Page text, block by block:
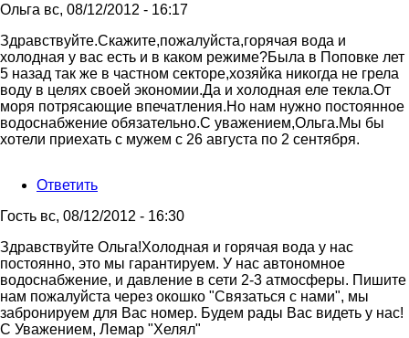
Ольга вс, 08/12/2012 - 16:17
Здравствуйте.Скажите,пожалуйста,горячая вода и
холодная у вас есть и в каком режиме?Была в Поповке лет
5 назад так же в частном секторе,хозяйка никогда не грела
воду в целях своей экономии.Да и холодная еле текла.От
моря потрясающие впечатления.Но нам нужно постоянное
водоснабжение обязательно.С уважением,Ольга.Мы бы
хотели приехать с мужем с 26 августа по 2 сентября.
Ответить
Гость вс, 08/12/2012 - 16:30
Ответ
на
Здравствуйте.Скажите,пожалуйс
от
Ольга
Здравствуйте Ольга!Холодная и горячая вода у нас
постоянно, это мы гарантируем. У нас автономное
водоснабжение, и давление в сети 2-3 атмосферы. Пишите
нам пожалуйста через окошко "Связаться с нами", мы
забронируем для Вас номер. Будем рады Вас видеть у нас!
С Уважением, Лемар "Хелял"